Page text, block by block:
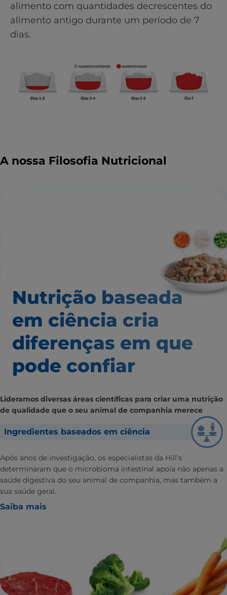
alimento com quantidades decrescentes do
alimento antigo durante um período de 7
dias.
A nossa Filosofia Nutricional
Nutrição baseada
em ciência cria
diferenças em que
pode confiar
Lideramos diversas áreas científicas para criar uma nutrição
de qualidade que o seu animal de companhia merece
Ingredientes baseados em ciência
Após anos de investigação, os especialistas da Hill’s
determinaram que o microbioma intestinal apoia não apenas a
saúde digestiva do seu animal de companhia, mas também a
sua saúde geral.
Saiba mais